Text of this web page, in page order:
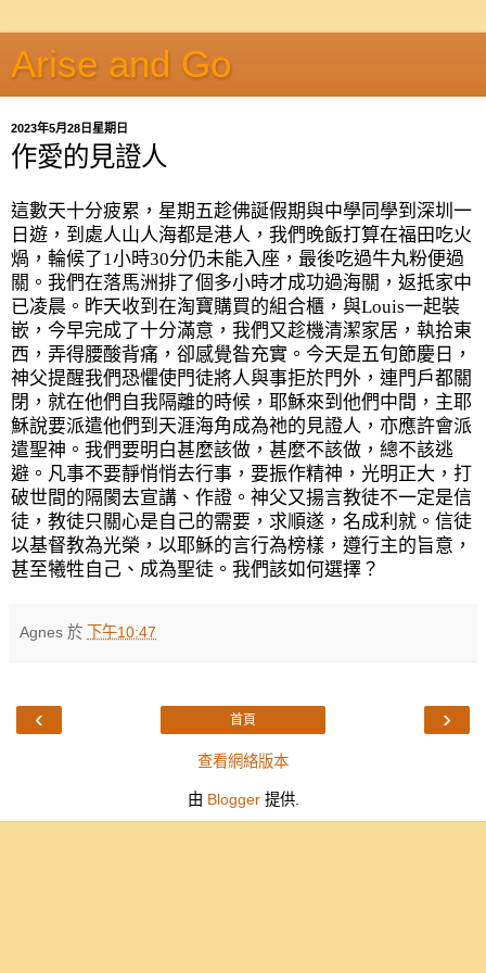
Arise and Go
2023年5月28日星期日
作愛的見證人
這數天十分疲累，星期五趁佛誕假期與中學同學到深圳一
日遊，到處人山人海都是港人，我們晚飯打算在福田吃火
煱，輪候了1小時30分仍未能入座，最後吃過牛丸粉便過
關。我們在落馬洲排了個多小時才成功過海關，返抵家中
已凌晨。昨天收到在淘寶購買的組合櫃，與Louis一起裝
嵌，今早完成了十分滿意，我們又趁機清潔家居，執拾東
西，弄得腰酸背痛，卻感覺昝充實。今天是五旬節慶日，
神父提醒我們恐懼使門徒將人與事拒於門外，連門戶都關
閉，就在他們自我隔離的時候，耶穌來到他們中間，主耶
穌說要派遣他們到天涯海角成為祂的見證人，亦應許會派
遣聖神。我們要明白甚麼該做，甚麼不該做，總不該逃
避。凡事不要靜悄悄去行事，要振作精神，光明正大，打
破世間的隔閡去宣講、作證。神父又揚言教徒不一定是信
徒，教徒只關心是自己的需要，求順遂，名成利就。信徒
以基督教為光榮，以耶穌的言行為榜樣，遵行主的旨意，
甚至犧牲自己、成為聖徒。我們該如何選擇？
Agnes 於 下午10:47
‹ ›
首頁
查看網絡版本
由 Blogger提供.